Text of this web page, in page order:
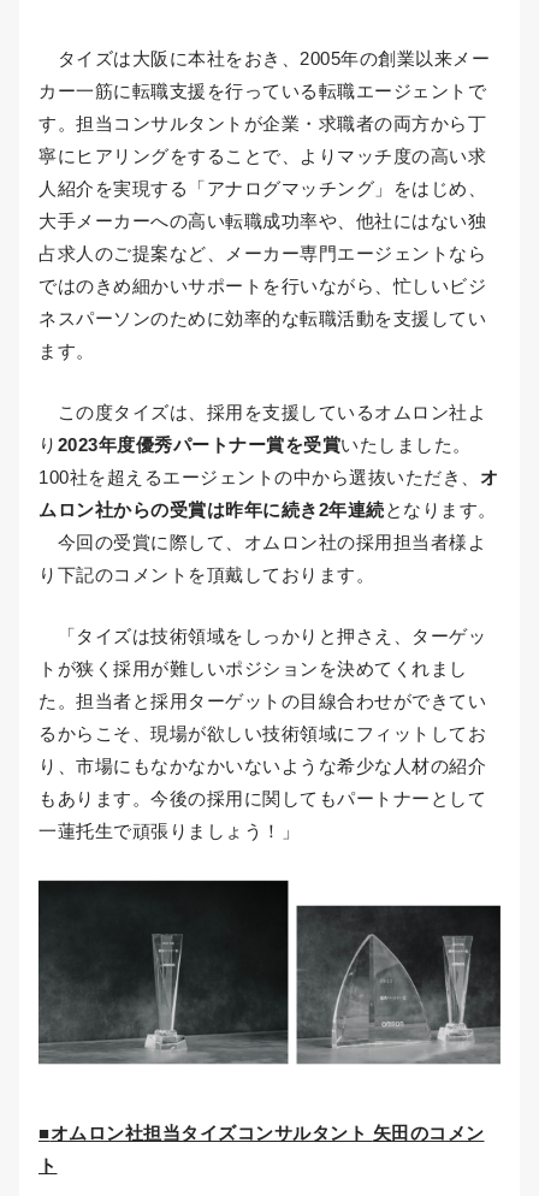
タイズは大阪に本社をおき、2005年の創業以来メー
カー一筋に転職支援を行っている転職エージェントで
す。担当コンサルタントが企業・求職者の両方から丁
寧にヒアリングをすることで、よりマッチ度の高い求
人紹介を実現する「アナログマッチング」をはじめ、
大手メーカーへの高い転職成功率や、他社にはない独
占求人のご提案など、メーカー専門エージェントなら
ではのきめ細かいサポートを行いながら、忙しいビジ
ネスパーソンのために効率的な転職活動を支援してい
ます。
この度タイズは、採用を支援しているオムロン社よ
り 2023年度優秀パートナー賞を受賞いたしました。
100社を超えるエージェントの中から選抜いただき、 オ
ムロン社からの受賞は昨年に続き2年連続となります。
今回の受賞に際して、オムロン社の採用担当者様よ
り下記のコメントを頂戴しております。
「タイズは技術領域をしっかりと押さえ、ターゲッ
トが狭く採用が難しいポジションを決めてくれまし
た。担当者と採用ターゲットの目線合わせができてい
るからこそ、現場が欲しい技術領域にフィットしてお
り、市場にもなかなかいないような希少な人材の紹介
もあります。今後の採用に関してもパートナーとして
一蓮托生で頑張りましょう！」
■オムロン社担当タイズコンサルタント 矢田のコメン
ト